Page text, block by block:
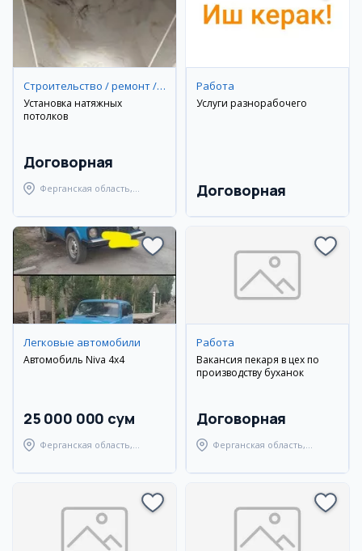
Строительство / ремонт / уборка
Установка натяжных
потолков
Договорная
Ферганская область,
Работа
Услуги разнорабочего
Договорная
Легковые автомобили
Автомобиль Niva 4x4
25 000 000 сум
Ферганская область,
Работа
Вакансия пекаря в цех по
производству буханок
Договорная
Ферганская область,